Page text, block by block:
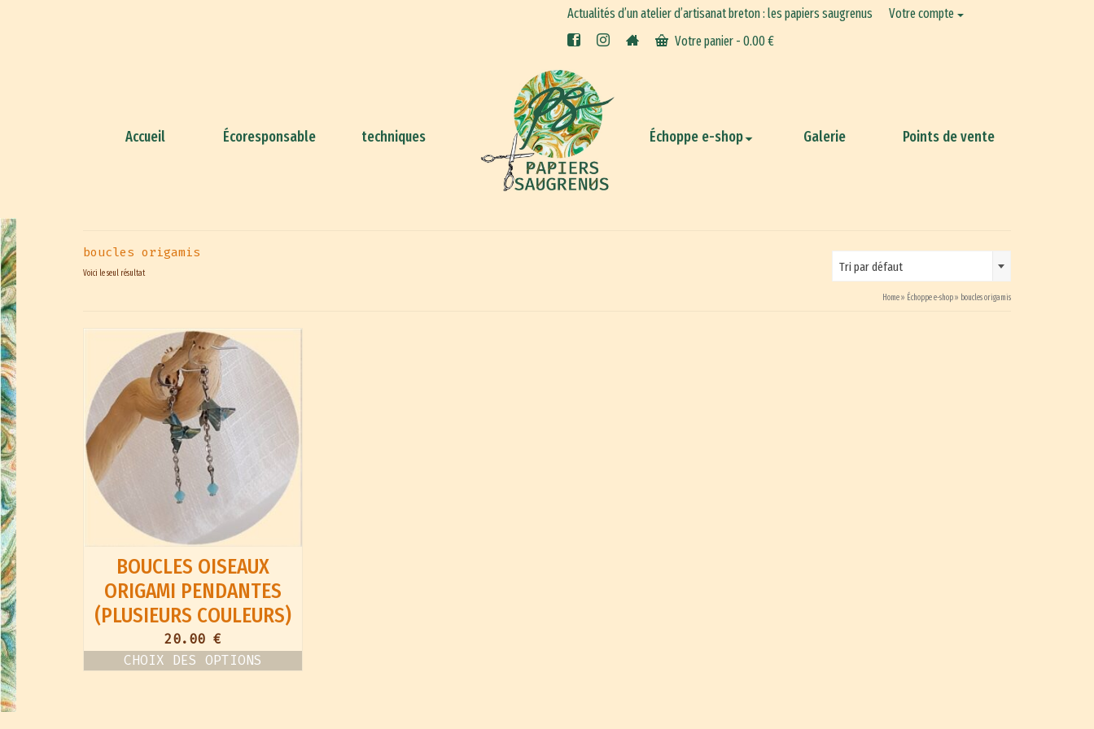
Actualités d’un atelier d’artisanat breton : les papiers saugrenus
Votre compte
Votre panier - 0.00€
Accueil Écoresponsable techniques Échoppe e-shop Galerie Points de vente
boucles origamis
Voici le seul résultat Tri par défaut
Home» Échoppe e-shop» boucles origamis
BOUCLES OISEAUX
ORIGAMI PENDANTES
(PLUSIEURS COULEURS)
20.00 €
CHOIX DES OPTIONS